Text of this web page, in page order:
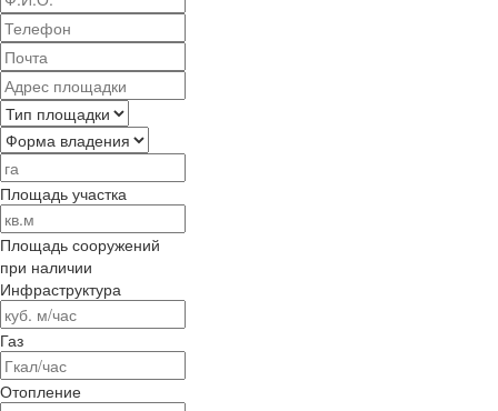
Площадь участка
Площадь сооружений
при наличии
Инфраструктура
Газ
Отопление